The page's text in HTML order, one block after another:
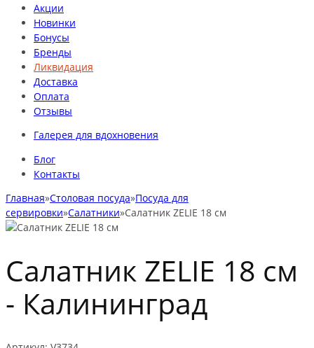
Акции
Новинки
Бонусы
Бренды
Ликвидация
Доставка
Оплата
Отзывы
Галерея для вдохновения
Блог
Контакты
Главная»Столовая посуда»Посуда для
сервировки»Салатники»Салатник ZELIE 18 см
Салатник ZELIE 18 см
- Калининград